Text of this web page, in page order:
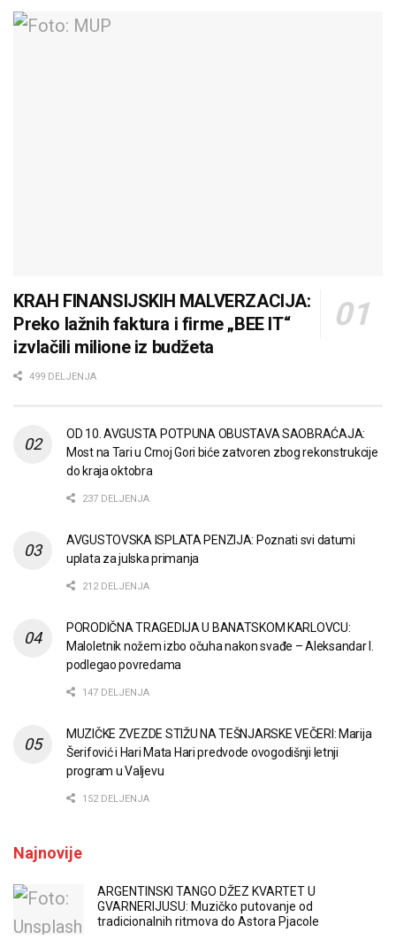
KRAH FINANSIJSKIH MALVERZACIJA:
Preko lažnih faktura i firme „BEE IT“
izvlačili milione iz budžeta
499 DELJENJA
OD 10. AVGUSTA POTPUNA OBUSTAVA SAOBRAĆAJA:
Most na Tari u Crnoj Gori biće zatvoren zbog rekonstrukcije
do kraja oktobra
237 DELJENJA
AVGUSTOVSKA ISPLATA PENZIJA: Poznati svi datumi
uplata za julska primanja
212 DELJENJA
PORODIČNA TRAGEDIJA U BANATSKOM KARLOVCU:
Maloletnik nožem izbo očuha nakon svađe – Aleksandar I.
podlegao povredama
147 DELJENJA
MUZIČKE ZVEZDE STIŽU NA TEŠNJARSKE VEČERI: Marija
Šerifović i Hari Mata Hari predvode ovogodišnji letnji
program u Valjevu
152 DELJENJA
Najnovije
ARGENTINSKI TANGO DŽEZ KVARTET U
GVARNERIJUSU: Muzičko putovanje od
tradicionalnih ritmova do Astora Pjacole